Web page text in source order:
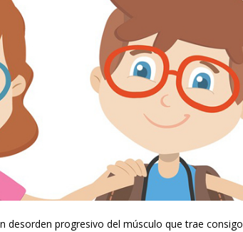
desorden progresivo del músculo que trae